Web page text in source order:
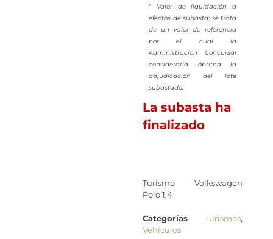
* Valor de liquidación a
efectos de subasta: se trata
de un valor de referencia
por el cual la
Administración Concursal
consideraría óptima la
adjudicación del lote
subastado.
La subasta ha
finalizado
Turismo Volkswagen
Polo 1,4
Categorías Turismos,
Vehículos